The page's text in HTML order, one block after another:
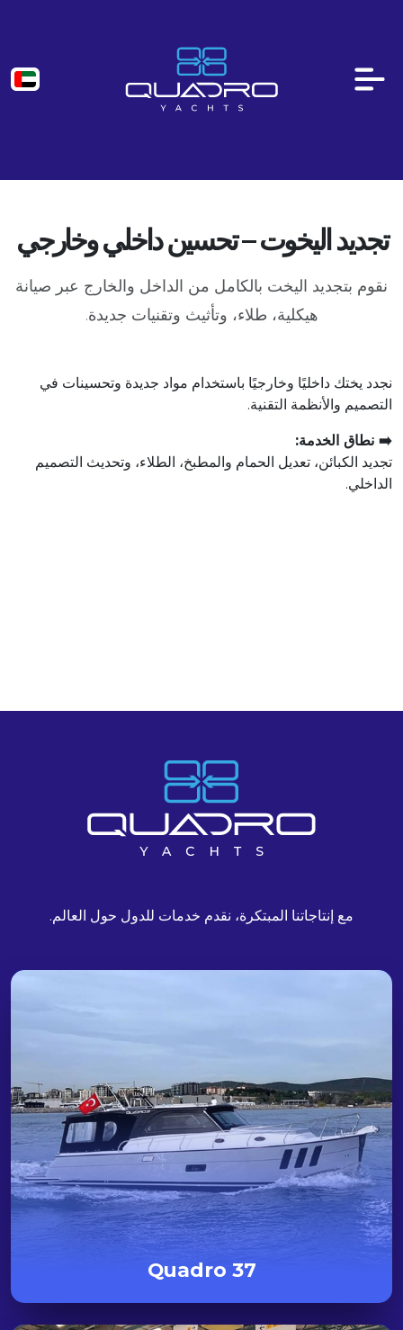
تجديد اليخوت – تحسين داخلي وخارجي
نقوم بتجديد اليخت بالكامل من الداخل والخارج عبر صيانة
هيكلية، طلاء، وتأثيث وتقنيات جديدة.
نجدد يختك داخليًا وخارجيًا باستخدام مواد جديدة وتحسينات في
التصميم والأنظمة التقنية.
➡️ نطاق الخدمة:
تجديد الكبائن، تعديل الحمام والمطبخ، الطلاء، وتحديث التصميم
الداخلي.
مع إنتاجاتنا المبتكرة، نقدم خدمات للدول حول العالم.
Quadro 37